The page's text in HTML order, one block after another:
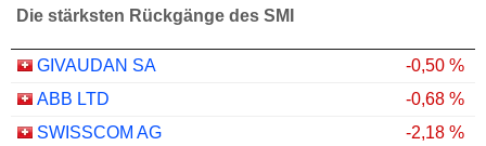
Die stärksten Rückgänge des SMI
GIVAUDAN SA
-0,50 %
ABB LTD
-0,68 %
SWISSCOM AG
-2,18 %